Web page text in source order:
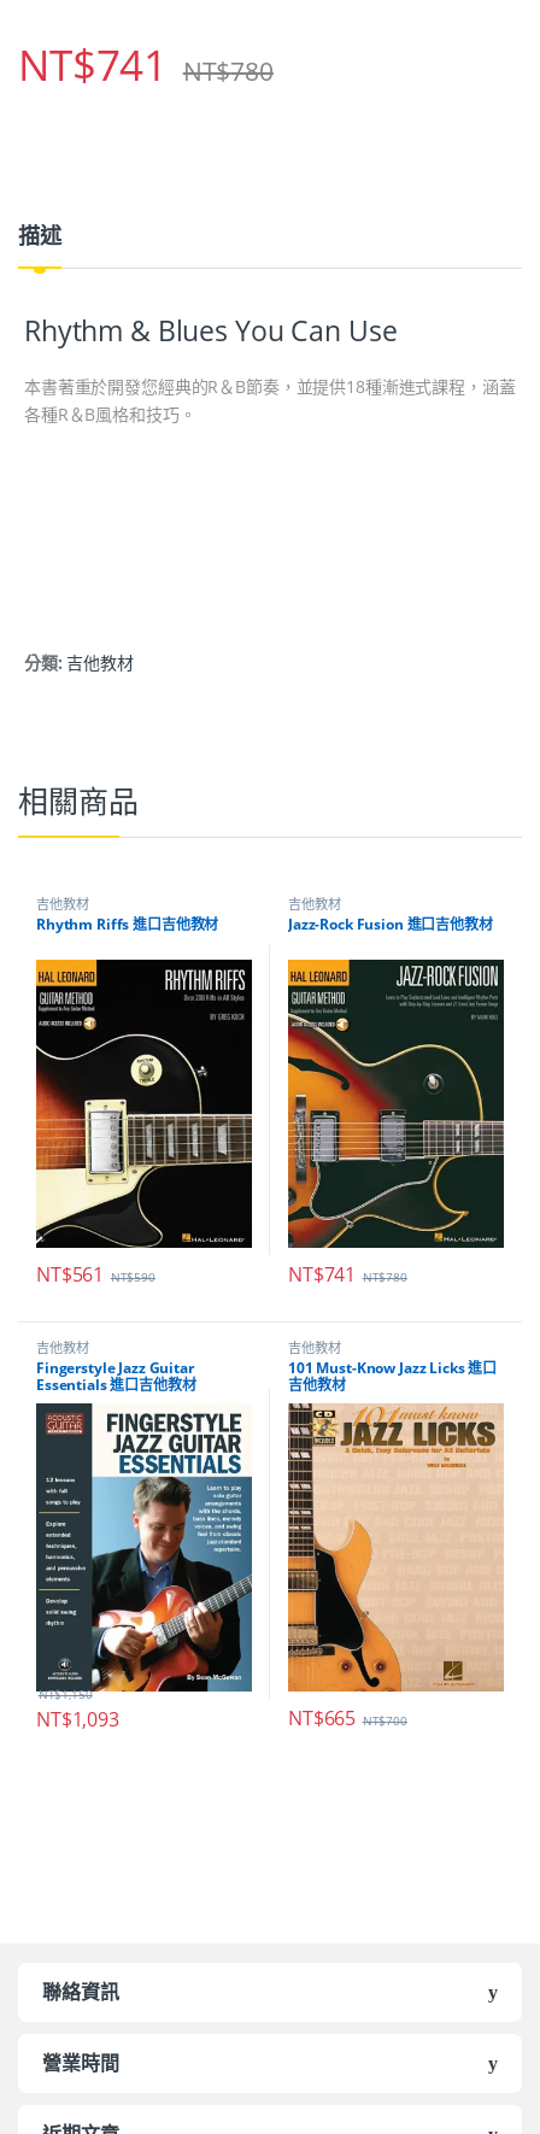
NT$741 NT$780
描述
Rhythm & Blues You Can Use
本書著重於開發您經典的R＆B節奏，並提供18種漸進式課程，涵蓋
各種R＆B風格和技巧。
分類:吉他教材
相關商品
吉他教材
Rhythm Riffs 進口吉他教材
NT$561 NT$590
吉他教材
Jazz-Rock Fusion 進口吉他教材
NT$741 NT$780
吉他教材
Fingerstyle Jazz Guitar
Essentials 進口吉他教材
NT$1,093
NT$1,150
吉他教材
101 Must-Know Jazz Licks 進口
吉他教材
NT$665 NT$700
聯絡資訊
營業時間